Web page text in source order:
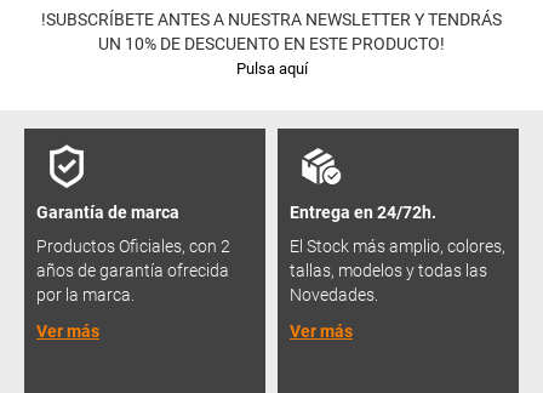
!SUBSCRÍBETE ANTES A NUESTRA NEWSLETTER Y TENDRÁS
UN 10% DE DESCUENTO EN ESTE PRODUCTO!
Pulsa aquí
Garantía de marca
Productos Oficiales, con 2
años de garantía ofrecida
por la marca.
Ver más
Entrega en 24/72h.
El Stock más amplio, colores,
tallas, modelos y todas las
Novedades.
Ver más